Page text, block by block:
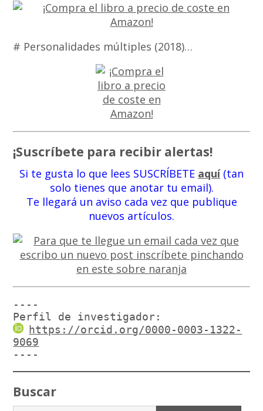
# Personalidades múltiples (2018)…
¡Suscríbete para recibir alertas!
Si te gusta lo que lees SUSCRÍBETE aquí(tan
solo tienes que anotar tu email).
Te llegará un aviso cada vez que publique
nuevos artículos.
----
Perfil de investigador:
https://orcid.org/0000-0003-1322-
9069
----
Buscar